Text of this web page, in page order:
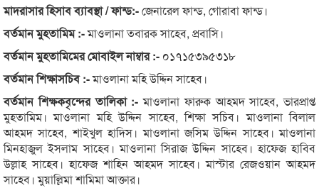
মাদরাসার হিসাব ব্যাবস্থা / ফান্ড:-জেনারেল ফান্ড, গোরাবা ফান্ড।
বর্তমান মুহতামিম :-মাওলানা তবারক সাহেব, প্রবাসি।
বর্তমান মুহতামিমের মোবাইল নাম্বার :- ০১৭১৫৩৯৫৩১৮
বর্তমান শিক্ষাসচিব :-মাওলানা মহি উদ্দিন সাহেব।
বর্তমান শিক্ষকবৃন্দের তালিকা :- মাওলানা ফারুক আহমদ সাহেব, ভারপ্রাপ্ত
মুহতামিম। মাওলানা মহি উদ্দিন সাহেব, শিক্ষা সচিব। মাওলানা বিলাল
আহমদ সাহেব, শাইখুল হাদিস। মাওলানা জসিম উদ্দিন সাহেব। মাওলানা
মিনহাজুল ইসলাম সাহেব। মাওলানা সিরাজ উদ্দিন সাহেব। হাফেজ হাবিব
উল্লাহ সাহেব। হাফেজ শাহিন আহমদ সাহেব। মাস্টার রেজওয়ান আহমদ
সাহেব। মুয়াল্লিমা শামিমা আক্তার।